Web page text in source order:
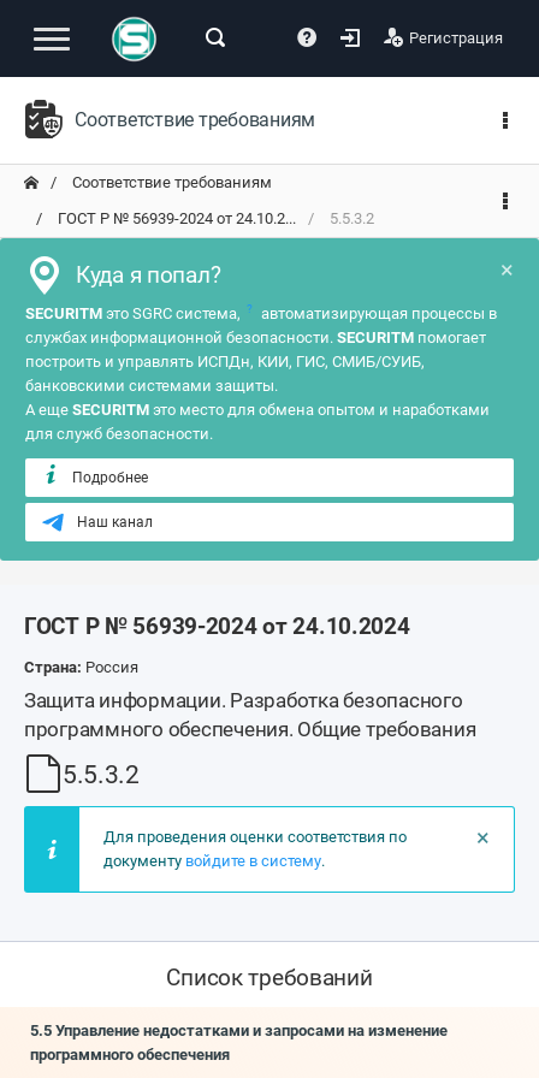
Регистрация
Соответствие требованиям
Соответствие требованиям
ГОСТ Р № 56939-2024 от 24.10.2...
5.5.3.2
×
Куда я попал?
SECURITM это SGRC система, ?
автоматизирующая процессы в
службах информационной безопасности. SECURITM помогает
построить и управлять ИСПДн, КИИ, ГИС, СМИБ/СУИБ,
банковскими системами защиты.
А еще SECURITM это место для обмена опытом и наработками
для служб безопасности.
Подробнее
Наш канал
ГОСТ Р № 56939-2024 от 24.10.2024
Страна: Россия
Защита информации. Разработка безопасного
программного обеспечения. Общие требования
5.5.3.2
×
Для проведения оценки соответствия по
документу войдите в систему.
Список требований
5.5 Управление недостатками и запросами на изменение
программного обеспечения